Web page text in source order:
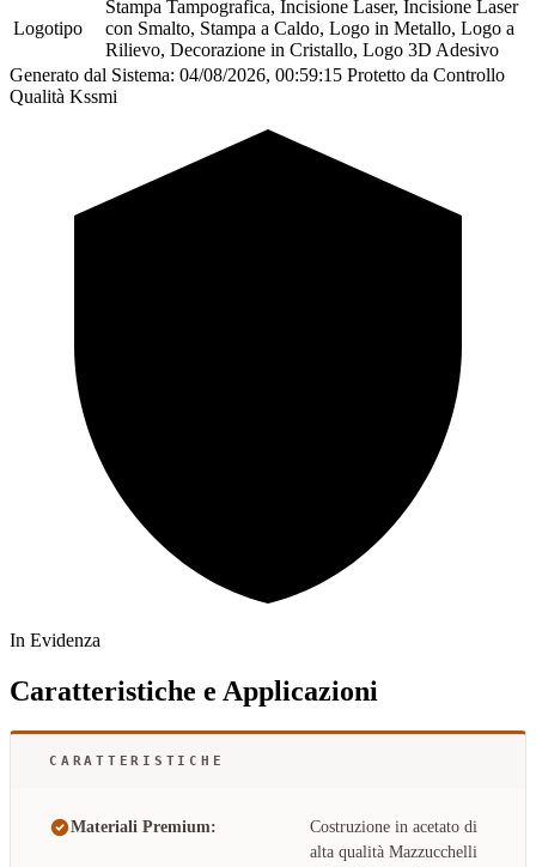
Logotipo
Stampa Tampografica, Incisione Laser, Incisione Laser
con Smalto, Stampa a Caldo, Logo in Metallo, Logo a
Rilievo, Decorazione in Cristallo, Logo 3D Adesivo
Generato dal Sistema: 04/08/2026, 00:59:15 Protetto da Controllo
Qualità Kssmi
In Evidenza
Caratteristiche e Applicazioni
CARATTERISTICHE
Materiali Premium:
Costruzione in acetato di
alta qualità Mazzucchelli